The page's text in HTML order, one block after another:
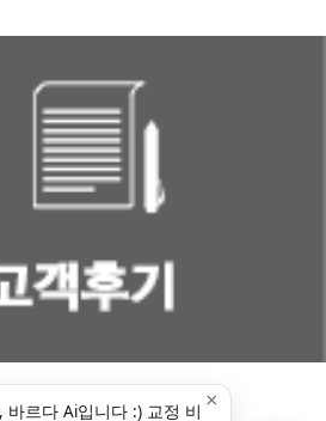
×
바르다 Ai입니다 :) 교정 비